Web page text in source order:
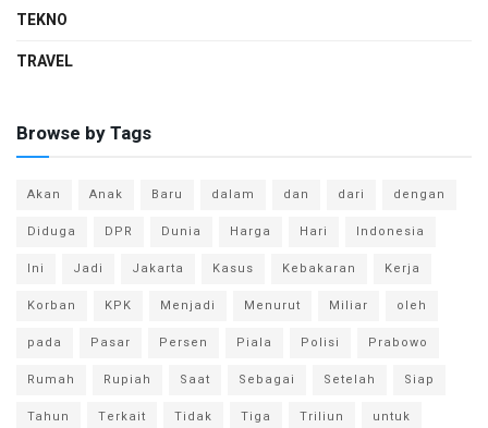
TEKNO
TRAVEL
Browse by Tags
Akan Anak Baru dalam dan dari
dengan
Diduga
DPR Dunia Harga Hari
Indonesia
Ini
Jadi Jakarta Kasus Kebakaran
Kerja
Korban
KPK Menjadi Menurut Miliar
oleh
pada
Pasar Persen Piala Polisi
Prabowo
Rumah
Rupiah Saat Sebagai Setelah
Siap
Tahun
Terkait Tidak Tiga Triliun
untuk